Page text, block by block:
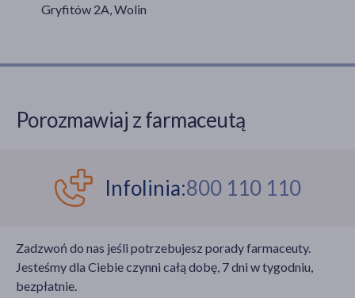
Hit
Gryfitów 2A, Wolin
Porozmawiaj z farmaceutą
Infolinia:800 110 110
Zadzwoń do nas jeśli potrzebujesz porady farmaceuty.
Jesteśmy dla Ciebie czynni całą dobę, 7 dni w tygodniu,
bezpłatnie.